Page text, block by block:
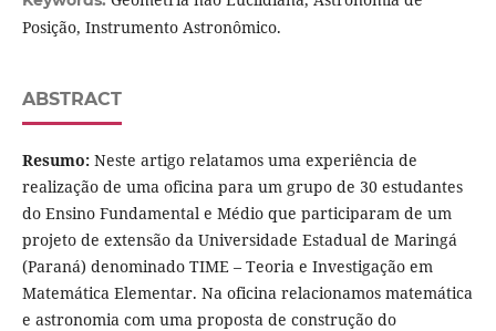
Posição, Instrumento Astronômico.
ABSTRACT
Resumo:Neste artigo relatamos uma experiência de
realização de uma oficina para um grupo de 30 estudantes
do Ensino Fundamental e Médio que participaram de um
projeto de extensão da Universidade Estadual de Maringá
(Paraná) denominado TIME – Teoria e Investigação em
Matemática Elementar. Na oficina relacionamos matemática
e astronomia com uma proposta de construção do